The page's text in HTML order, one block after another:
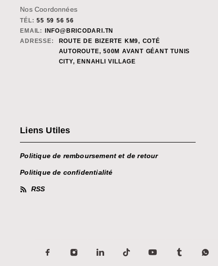
Nos Coordonnées
TÉL: 55 59 56 56
EMAIL:
INFO@BRICODARI.TN
ADRESSE:
ROUTE DE BIZERTE KM9, COTÉ
AUTOROUTE, 500M AVANT GÉANT TUNIS
CITY, ENNAHLI VILLAGE
Liens Utiles
Politique de remboursement et de retour
Politique de confidentialité
RSS